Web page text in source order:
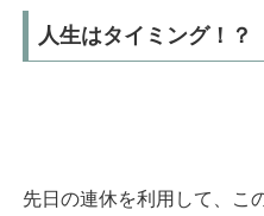
人生はタイミング！？
先日の連休を利用して、こ